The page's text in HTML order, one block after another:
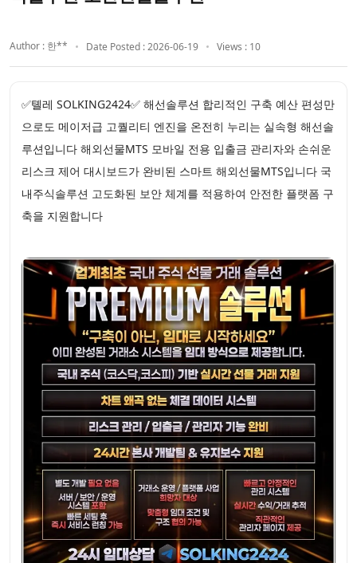
Author : 한** Date Posted : 2026-06-19 Views : 10
✅톌레 SOLKING2424✅ 해선솔루션 합리적인 구축 예산 편성만
으로도 메이저급 고퀄리티 엔진을 온전히 누리는 실속형 해선솔
루션입니다 해외선물MTS 모바일 전용 입출금 관리자와 손쉬운
리스크 제어 대시보드가 완비된 스마트 해외선물MTS입니다 국
내주식솔루션 고도화된 보안 체계를 적용하여 안전한 플랫폼 구
축을 지원합니다